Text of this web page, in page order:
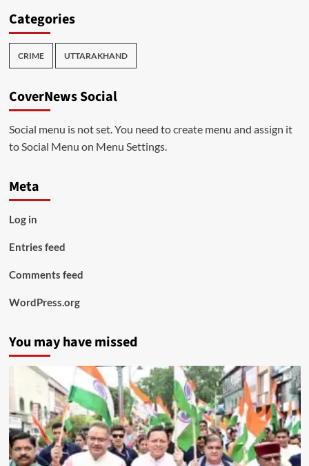
Categories
CRIME UTTARAKHAND
CoverNews Social
Social menu is not set. You need to create menu and assign it
to Social Menu on Menu Settings.
Meta
Log in
Entries feed
Comments feed
WordPress.org
You may have missed